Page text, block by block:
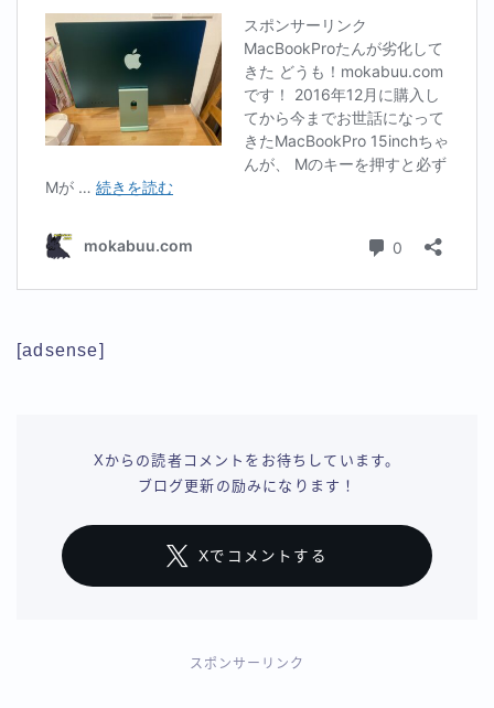
[adsense]
Xからの読者コメントをお待ちしています。
ブログ更新の励みになります！
Xでコメントする
スポンサーリンク